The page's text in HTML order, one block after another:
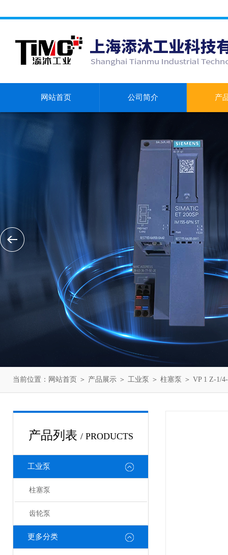
网站首页 公司简介 产
当前位置： 网站首页 ＞ 产品展示 ＞ 工业泵 ＞ 柱塞泵 ＞ VP 1 Z-1/
产品列表 / PRODUCTS
工业泵
柱塞泵
齿轮泵
更多分类